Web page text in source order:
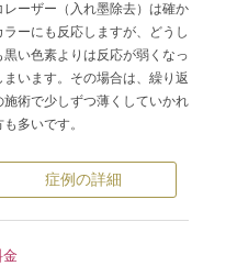
レーザー（入れ墨除去）は確か
ラーにも反応しますが、どうし
黒い色素よりは反応が弱くなっ
まいます。その場合は、繰り返
施術で少しずつ薄くしていかれ
も多いです。
症例の詳細
金